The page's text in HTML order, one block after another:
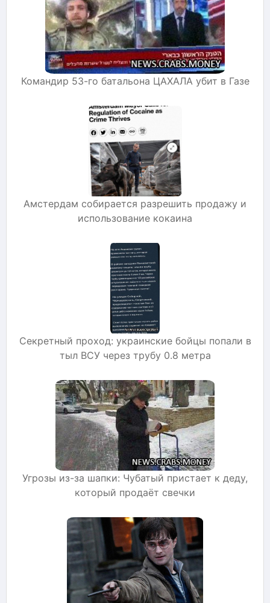
Командир 53-го батальона ЦАХАЛА убит в Газе
Амстердам собирается разрешить продажу и
использование кокаина
Секретный проход: украинские бойцы попали в
тыл ВСУ через трубу 0.8 метра
Угрозы из-за шапки: Чубатый пристает к деду,
который продаёт свечки